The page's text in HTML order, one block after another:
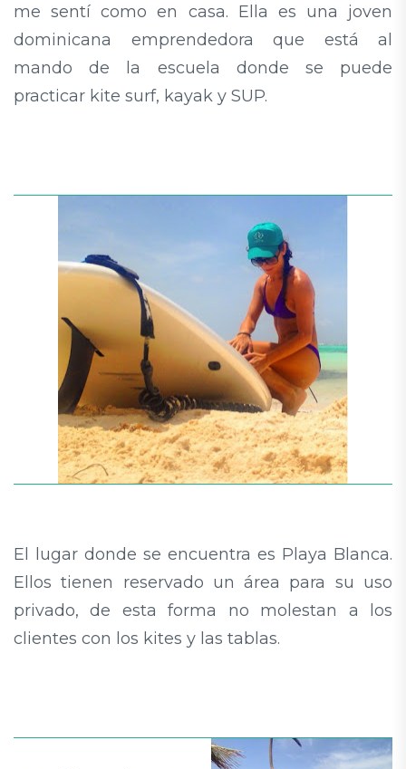
me sentí como en casa. Ella es una joven
dominicana emprendedora que está al
mando de la escuela donde se puede
practicar kite surf, kayak y SUP.
El lugar donde se encuentra es Playa Blanca.
Ellos tienen reservado un área para su uso
privado, de esta forma no molestan a los
clientes con los kites y las tablas.